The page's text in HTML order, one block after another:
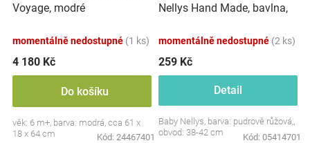
Voyage, modré
momentálně nedostupné (1 ks)
4 180 Kč
Do košíku
věk: 6 m+, barva: modrá, cca 61 x
18 x 64 cm
Kód: 24467401
Nellys Hand Made, bavlna,
růžová, 80/98
momentálně nedostupné (2 ks)
259 Kč
Detail
Baby Nellys, barva: pudrově růžová,,
obvod: 38-42 cm
Kód: 05414701